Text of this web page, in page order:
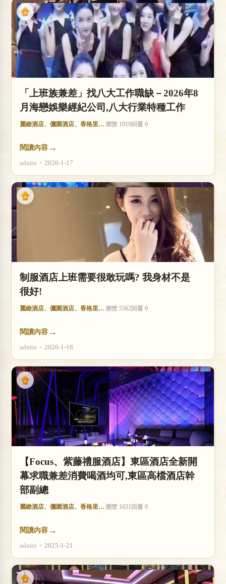
「上班族兼差」找八大工作職缺－2026年8
月海戀娛樂經紀公司,八大行業特種工作
麗緻酒店、儷園酒店、香格里拉酒店 瀏覽 1919回覆 0
閱讀內容 →
admin • 2026-1-17
制服酒店上班需要很敢玩嗎? 我身材不是
很好!
麗緻酒店、儷園酒店、香格里拉酒店 瀏覽 5562回覆 0
閱讀內容 →
admin • 2026-1-16
【Focus、紫藤禮服酒店】東區酒店全新開
幕求職兼差消費喝酒均可,東區高檔酒店幹
部副總
麗緻酒店、儷園酒店、香格里拉酒店 瀏覽 1631 回覆 0
閱讀內容 →
admin • 2025-1-21